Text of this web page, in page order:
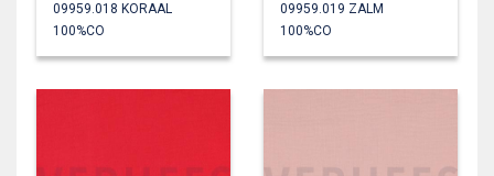
09959.018 KORAAL
100%CO
09959.019 ZALM
100%CO